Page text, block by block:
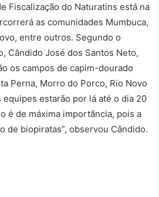
Fiscalização do Naturatins está na
as comunidades Mumbuca,
entre outros. Segundo o
Cândido José dos Santos Neto,
os campos de capim-dourado
Perna, Morro do Porco, Rio Novo
equipes estarão por lá até o dia 20
é de máxima importância, pois a
de biopiratas”, observou Cândido.